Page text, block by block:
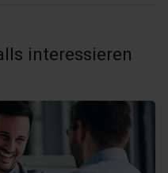
interessieren